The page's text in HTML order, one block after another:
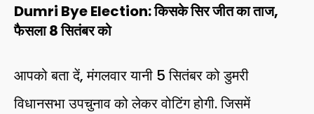
Dumri Bye Election: किसके सिर जीत का ताज,
फैसला 8 सितंबर को
आपको बता दें, मंगलवार यानी 5 सितंबर को डुमरी
विधानसभा उपचुनाव को लेकर वोटिंग होगी. जिसमें